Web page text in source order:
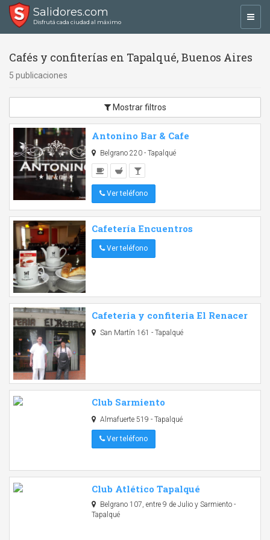
Salidores.com
Disfrutá cada ciudad al máximo
Cafés y confiterías en Tapalqué, Buenos Aires
5 publicaciones
Mostrar filtros
Antonino Bar & Cafe
Belgrano 220 - Tapalqué
Ver teléfono
Cafetería Encuentros
Ver teléfono
Cafeteria y confiteria El Renacer
San Martín 161 - Tapalqué
Club Sarmiento
Almafuerte 519 - Tapalqué
Ver teléfono
Club Atlético Tapalqué
Belgrano 107, entre 9 de Julio y Sarmiento -
Tapalqué